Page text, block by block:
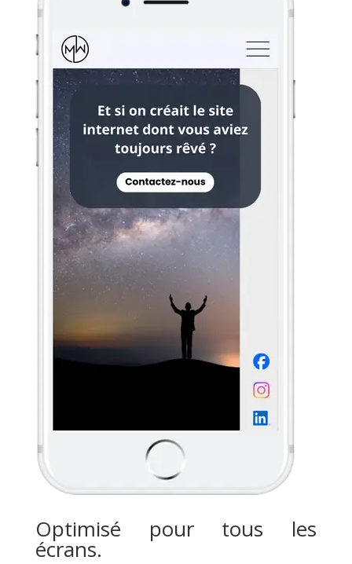
Optimisé pour tous les
écrans.